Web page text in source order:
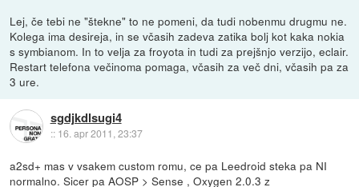
Lej, če tebi ne "štekne" to ne pomeni, da tudi nobenmu drugmu ne.
Kolega ima desireja, in se včasih zadeva zatika bolj kot kaka nokia
s symbianom. In to velja za froyota in tudi za prejšnjo verzijo, eclair.
Restart telefona večinoma pomaga, včasih za več dni, včasih pa za
3 ure.
sgdjkdlsugi4
:: 16. apr 2011, 23:37
a2sd+ mas v vsakem custom romu, ce pa Leedroid steka pa NI
normalno. Sicer pa AOSP > Sense , Oxygen 2.0.3 z